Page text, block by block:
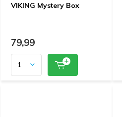
VIKING Mystery Box
79,99